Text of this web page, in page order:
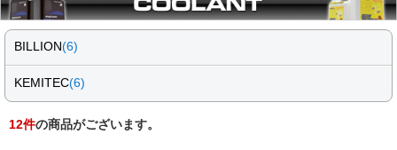
BILLION(6)
KEMITEC(6)
12件の商品がございます。